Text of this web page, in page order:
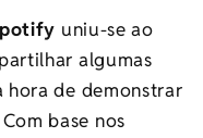
uniu-se ao
algumas
hora de demonstrar
base nos